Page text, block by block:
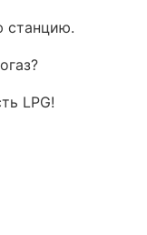
станцию.
LPG!